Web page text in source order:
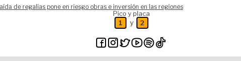
de regalías pone en riesgo obras e inversión en las regiones
Pico y placa
1 y 2